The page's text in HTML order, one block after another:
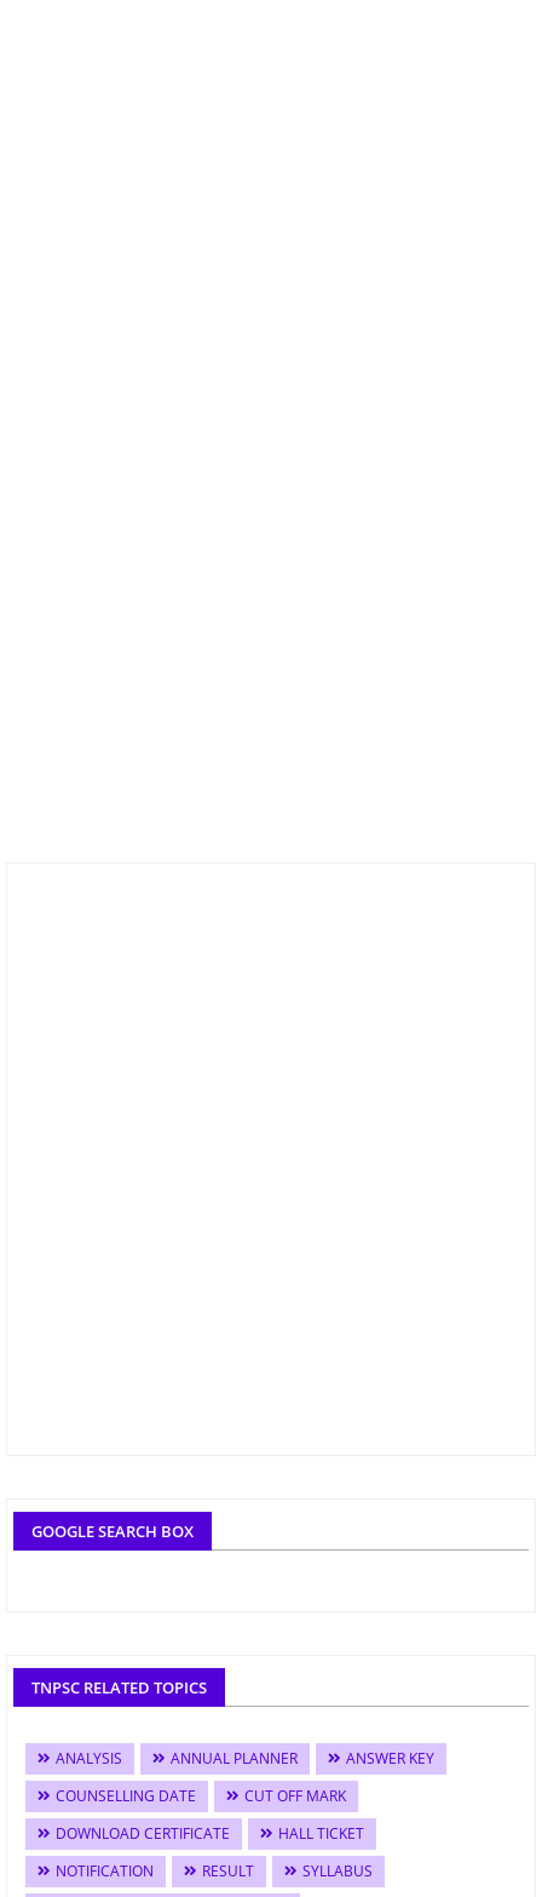
GOOGLE SEARCH BOX
TNPSC RELATED TOPICS
ANALYSIS ANNUAL PLANNER
ANSWER KEY
COUNSELLING DATE
CUT OFF MARK
DOWNLOAD CERTIFICATE
HALL TICKET
NOTIFICATION
RESULT
SYLLABUS